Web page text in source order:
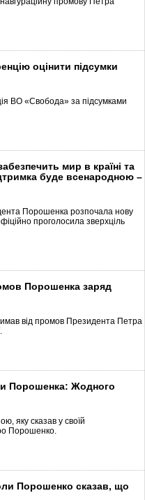
оцінити підсумки
ВО «Свобода» за підсумками
мир в країні та
буде всенародною –
Порошенка розпочала нову
проголосила зверхціль
Порошенка заряд
від промов Президента Петра
Порошенка: Жодного
яку сказав у своїй
Порошенко.
Порошенко сказав, що